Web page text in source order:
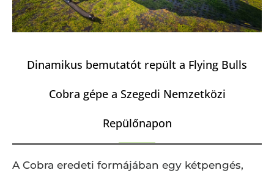
Dinamikus bemutatót repült a Flying Bulls
Cobra gépe a Szegedi Nemzetközi
Repülőnapon
A Cobra eredeti formájában egy kétpengés,